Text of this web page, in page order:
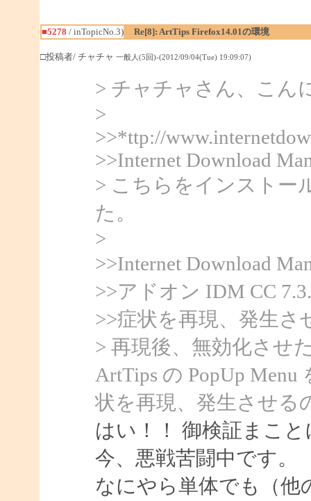
■5278 / inTopicNo.3) Re[8]: ArtTips Firefox14.01の環境
□投稿者/ チャチャ 一般人(5回)-(2012/09/04(Tue) 19:09:07)
> チャチャさん、こん
>
>>*ttp://
>>Internet Download
> こちらをインストー
た。
>
>>Internet Download
>>アドオン IDM CC
>>症状を再現、発生
> 再現後、無効化させ
ArtTips の PopUp
状を再現、発生させる
はい！！ 御検証まこ
今、悪戦苦闘中です。
なにやら単体でも（他